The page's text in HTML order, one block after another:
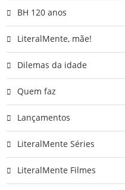
BH 120 anos
LiteralMente, mãe!
Dilemas da idade
Quem faz
Lançamentos
LiteralMente Séries
LiteralMente Filmes